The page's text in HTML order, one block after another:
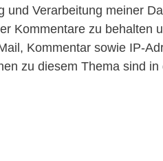
und Verarbeitung meiner
Kommentare zu behalten
Kommentar sowie IP-
zu diesem Thema sind in